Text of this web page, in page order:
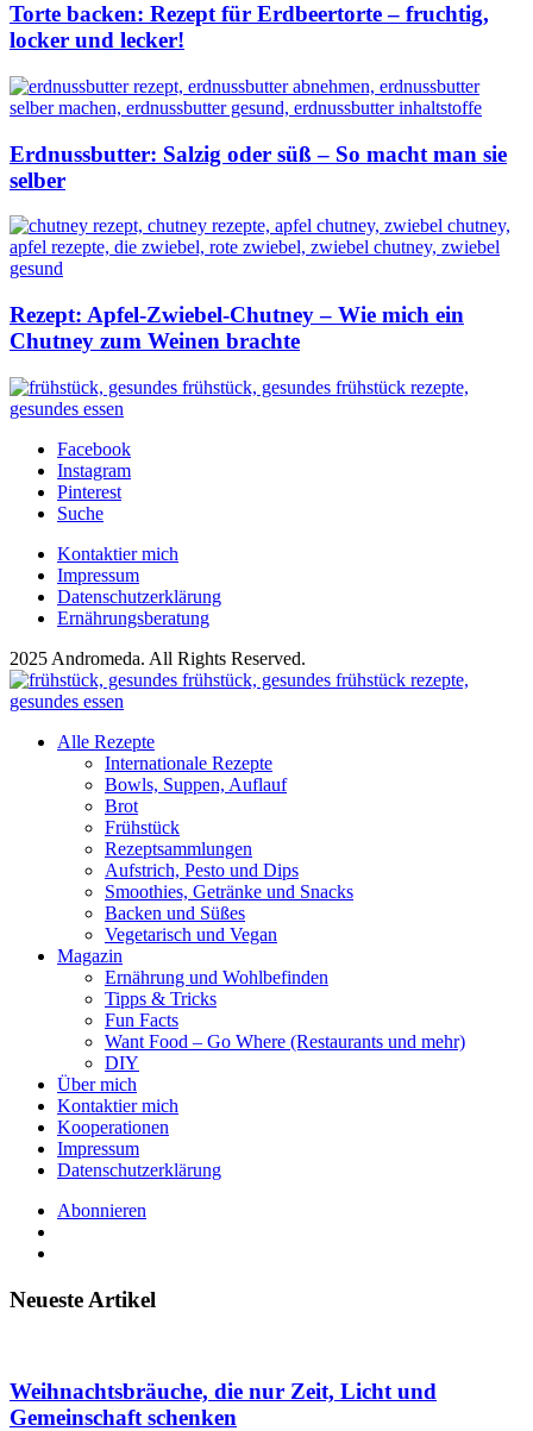
Torte backen: Rezept für Erdbeertorte – fruchtig,
locker und lecker!
Erdnussbutter: Salzig oder süß – So macht man sie
selber
Rezept: Apfel-Zwiebel-Chutney – Wie mich ein
Chutney zum Weinen brachte
Facebook
Instagram
Pinterest
Suche
Kontaktier mich
Impressum
Datenschutzerklärung
Ernährungsberatung
2025 Andromeda. All Rights Reserved.
Alle Rezepte
Internationale Rezepte
Bowls, Suppen, Auflauf
Brot
Frühstück
Rezeptsammlungen
Aufstrich, Pesto und Dips
Smoothies, Getränke und Snacks
Backen und Süßes
Vegetarisch und Vegan
Magazin
Ernährung und Wohlbefinden
Tipps & Tricks
Fun Facts
Want Food – Go Where (Restaurants und mehr)
DIY
Über mich
Kontaktier mich
Kooperationen
Impressum
Datenschutzerklärung
Abonnieren
Neueste Artikel
Weihnachtsbräuche, die nur Zeit, Licht und
Gemeinschaft schenken